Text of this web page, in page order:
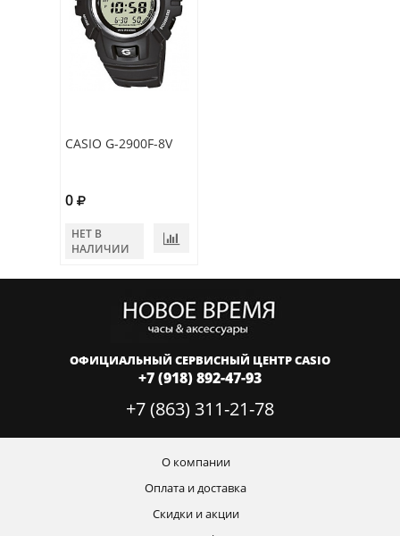
CASIO G-2900F-8V
0
НЕТ В
НАЛИЧИИ
ОФИЦИАЛЬНЫЙ СЕРВИСНЫЙ ЦЕНТР CASIO
+7 (918) 892-47-93
+7 (863) 311-21-78
О компании
Оплата и доставка
Скидки и акции